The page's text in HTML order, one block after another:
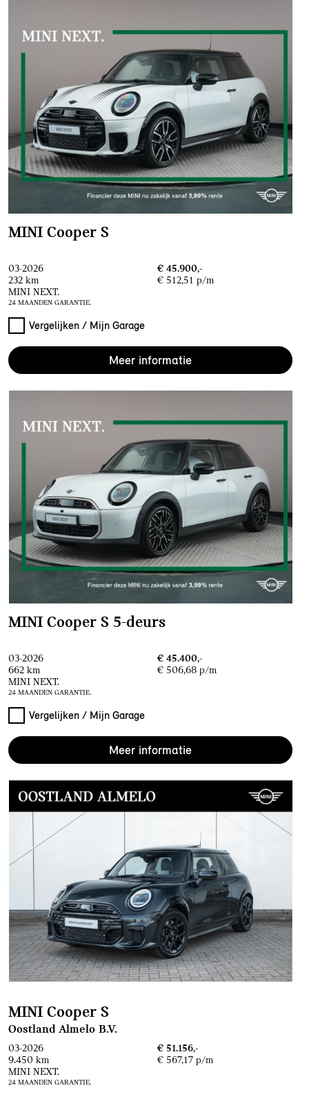
MINI Cooper S
03-2026
€ 45.900,-
232 km
€ 512,51 p/m
MINI NEXT.
24 MAANDEN GARANTIE.
Vergelijken / Mijn Garage
Meer informatie
MINI Cooper S 5-deurs
03-2026
€ 45.400,-
662 km
€ 506,68 p/m
MINI NEXT.
24 MAANDEN GARANTIE.
Vergelijken / Mijn Garage
Meer informatie
MINI Cooper S
Oostland Almelo B.V.
03-2026
€ 51.156,-
9.450 km
€ 567,17 p/m
MINI NEXT.
24 MAANDEN GARANTIE.